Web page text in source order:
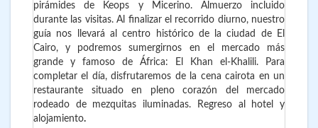
pirámides de Keops y Micerino. Almuerzo incluido
durante las visitas. Al finalizar el recorrido diurno, nuestro
guía nos llevará al centro histórico de la ciudad de El
Cairo, y podremos sumergirnos en el mercado más
grande y famoso de África: El Khan el-Khalili. Para
completar el día, disfrutaremos de la cena cairota en un
restaurante situado en pleno corazón del mercado
rodeado de mezquitas iluminadas. Regreso al hotel y
alojamiento.